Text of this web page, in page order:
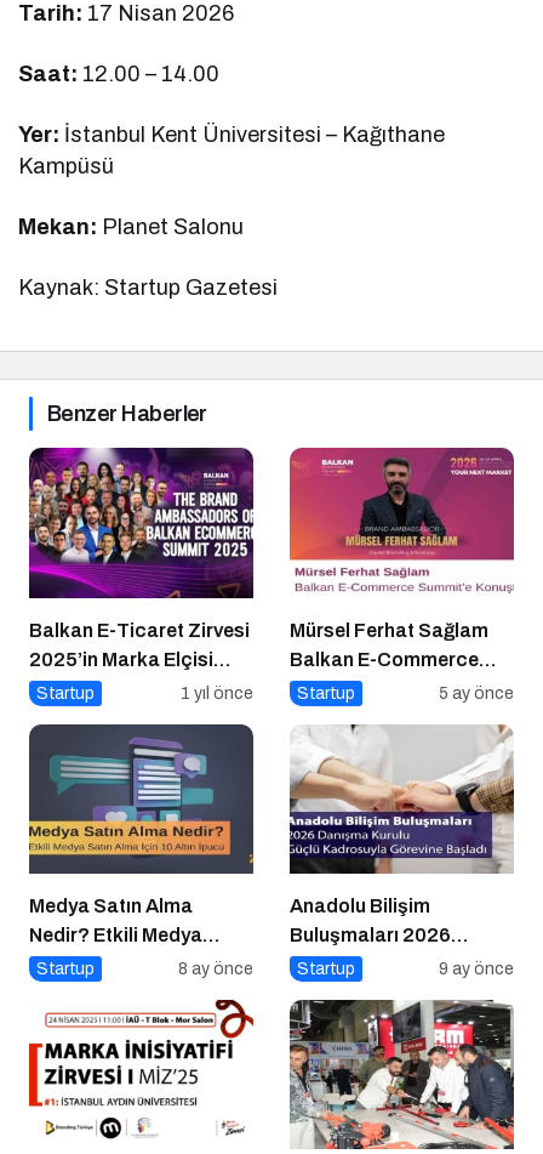
Tarih: 17 Nisan 2026
Saat: 12.00 – 14.00
Yer: İstanbul Kent Üniversitesi – Kağıthane
Kampüsü
Mekan: Planet Salonu
Kaynak: Startup Gazetesi
Benzer Haberler
Balkan E-Ticaret Zirvesi
2025’in Marka Elçisi
Belli Oldu
Startup 1 yıl önce
Mürsel Ferhat Sağlam
Balkan E-Commerce
Summit’e Konuştu
Startup 5 ay önce
Medya Satın Alma
Nedir? Etkili Medya
Satın Alma İçin 10 Altın
Startup 8 ay önce
Anadolu Bilişim
Buluşmaları 2026
Danışma Kurulu Güçlü
Başladı
Startup 9 ay önce